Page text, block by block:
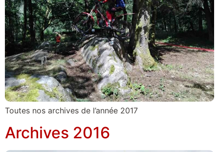
Toutes nos archives de l’année 2017
Archives 2016